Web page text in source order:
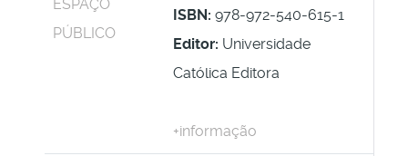
ISBN: 978-972-540-615-1
Editor: Universidade
Católica Editora
+informação